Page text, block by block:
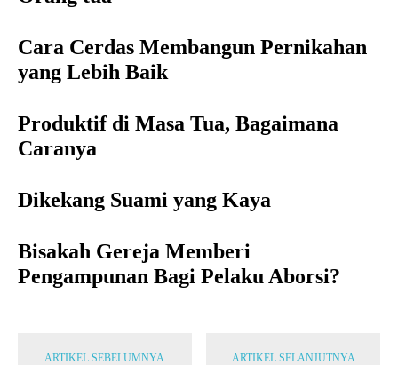
Cara Cerdas Membangun Pernikahan
yang Lebih Baik
Produktif di Masa Tua, Bagaimana
Caranya
Dikekang Suami yang Kaya
Bisakah Gereja Memberi
Pengampunan Bagi Pelaku Aborsi?
ARTIKEL SEBELUMNYA ARTIKEL SELANJUTNYA